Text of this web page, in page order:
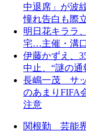
中退席」が波
憧れ告白も際
明日花キララ
宅…主催・溝
伊藤かずえ、
中止、“謎の通
長嶋一茂 サ
のあまりFIFA
注意
関根勤 芸能